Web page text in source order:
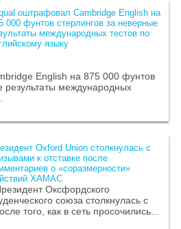
оштрафовал Cambridge English на
000 фунтов стерлингов за неверные
международных тестов по
языку
English на 875 000 фунтов
результаты международных
Oxford Union столкнулась с
к отставке после
о «соразмерности»
ХАМАС
Оксфордского
союза столкнулась с
того, как в сеть просочились...